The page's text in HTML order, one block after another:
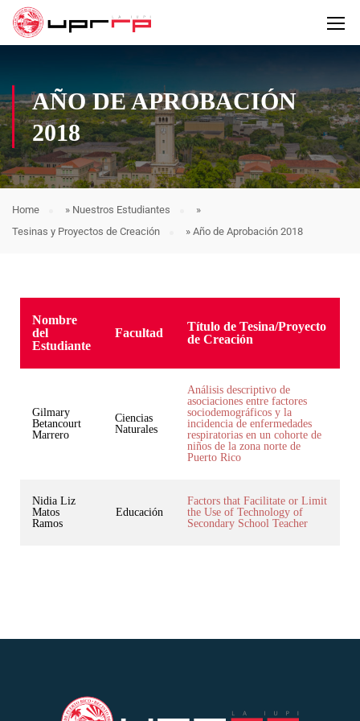
AÑO DE APROBACIÓN
2018
Home » Nuestros Estudiantes
»
Tesinas y Proyectos de Creación
» Año de Aprobación 2018
Nombre
del
Estudiante
Facultad
Título de Tesina/Proyecto
de Creación
Gilmary
Betancourt
Marrero
Ciencias
Naturales
Análisis descriptivo de
asociaciones entre factores
sociodemográficos y la
incidencia de enfermedades
respiratorias en un cohorte de
niños de la zona norte de
Puerto Rico
Nidia Liz
Matos
Ramos
Educación
Factors that Facilitate or Limit
the Use of Technology of
Secondary School Teacher